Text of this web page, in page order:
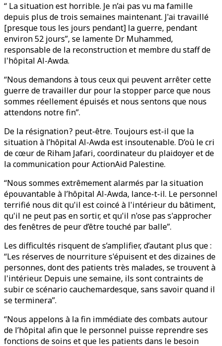
“ La situation est horrible. Je n’ai pas vu ma famille
depuis plus de trois semaines maintenant. J'ai travaillé
[presque tous les jours pendant] la guerre, pendant
environ 52 jours”, se lamente Dr Muhammed,
responsable de la reconstruction et membre du staff de
l'hôpital Al-Awda.
“Nous demandons à tous ceux qui peuvent arrêter cette
guerre de travailler dur pour la stopper parce que nous
sommes réellement épuisés et nous sentons que nous
attendons notre fin”.
De la résignation ? peut-être. Toujours est-il que la
situation à l’hôpital Al-Awda est insoutenable. D’où le cri
de cœur de Riham Jafari, coordinateur du plaidoyer et de
la communication pour ActionAid Palestine.
“Nous sommes extrêmement alarmés par la situation
épouvantable à l’hôpital Al-Awda, lance-t-il. Le personnel
terrifié nous dit qu'il est coincé à l'intérieur du bâtiment,
qu'il ne peut pas en sortir, et qu'il n'ose pas s'approcher
des fenêtres de peur d’être touché par balle”.
Les difficultés risquent de s’amplifier, d’autant plus que :
“Les réserves de nourriture s'épuisent et des dizaines de
personnes, dont des patients très malades, se trouvent à
l'intérieur. Depuis une semaine, ils sont contraints de
subir ce scénario cauchemardesque, sans savoir quand il
se terminera”.
“Nous appelons à la fin immédiate des combats autour
de l’hôpital afin que le personnel puisse reprendre ses
fonctions de soins et que les patients dans le besoin